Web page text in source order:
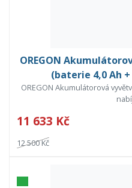
OREGON
(baterie 4,0 Ah
OREGON Akumulátorová
11 633 Kč
12 500 Kč